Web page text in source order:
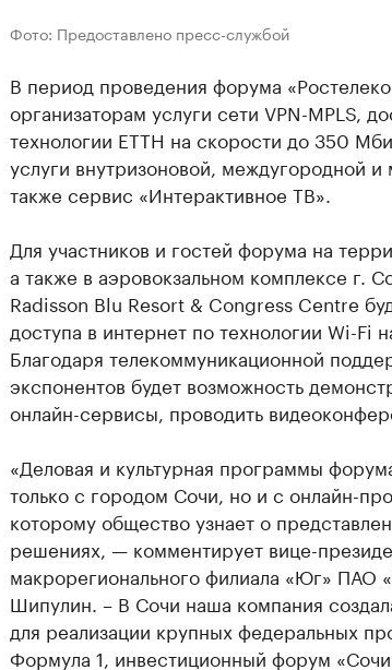
Фото: Предоставлено пресс-службой
В период проведения форума
организаторам услуги сети VPN-MPLS,
технологии ETTH на скорости до 350
услуги внутризоновой, междугородной
также сервис «Интерактивное ТВ».
Для участников и гостей форума на
а также в аэровокзальном комплексе г.
Radisson Blu Resort & Congress Centre
доступа в интернет по технологии Wi-Fi
Благодаря телекоммуникационной
экспонентов будет возможность
онлайн-сервисы, проводить
«Деловая и культурная программы
только с городом Сочи, но и с онлайн-
которому общество узнает о
решениях, — комментирует вице-
макрорегионального филиала «Юг» ПАО
Шипулин. – В Сочи наша компания
для реализации крупных федеральных
Формула 1, инвестиционный форум